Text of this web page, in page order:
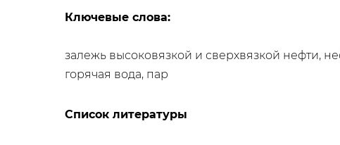
Ключевые слова:
​залежь высоковязкой и сверхвязкой нефти,
горячая вода, пар
Список литературы